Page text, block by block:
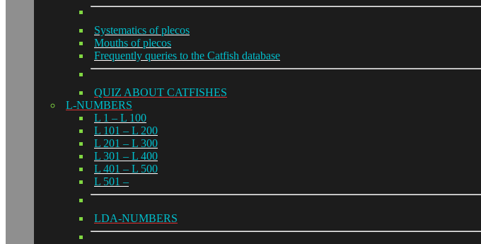
Systematics of plecos
Mouths of plecos
Frequently queries to the Catfish database
QUIZ ABOUT CATFISHES
L-NUMBERS
L 1 – L 100
L 101 – L 200
L 201 – L 300
L 301 – L 400
L 401 – L 500
L 501 –
LDA-NUMBERS